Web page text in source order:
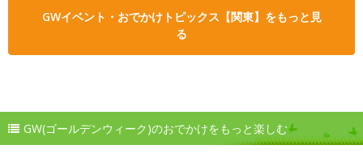
GWイベント・おでかけトピックス【関東】をもっと見
る
GW(ゴールデンウィーク)のおでかけをもっと楽しむ